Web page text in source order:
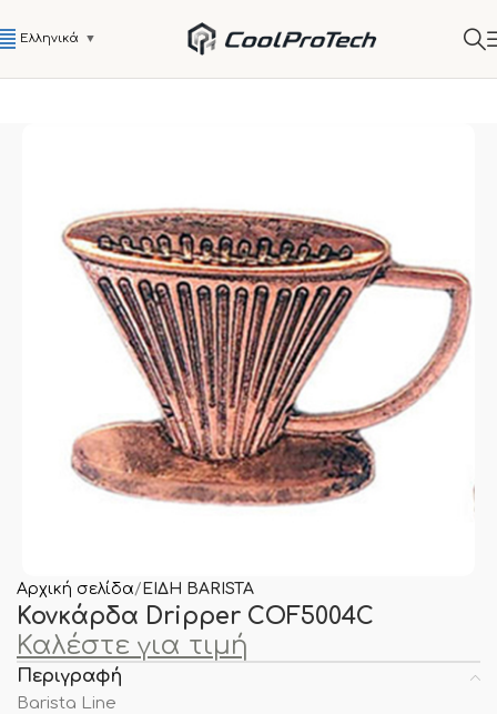
Ελληνικά ▼
Αρχική σελίδα ΕΙΔΗ BARISTA
Κονκάρδα Dripper COF5004C
Καλέστε για τιμή
Περιγραφή
Barista Line